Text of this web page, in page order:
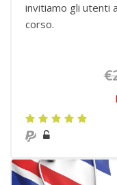
invitiamo gli utenti
corso.